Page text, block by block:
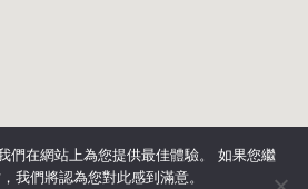
們在網站上為您提供最佳體驗。 如果您繼
我們將認為您對此感到滿意。